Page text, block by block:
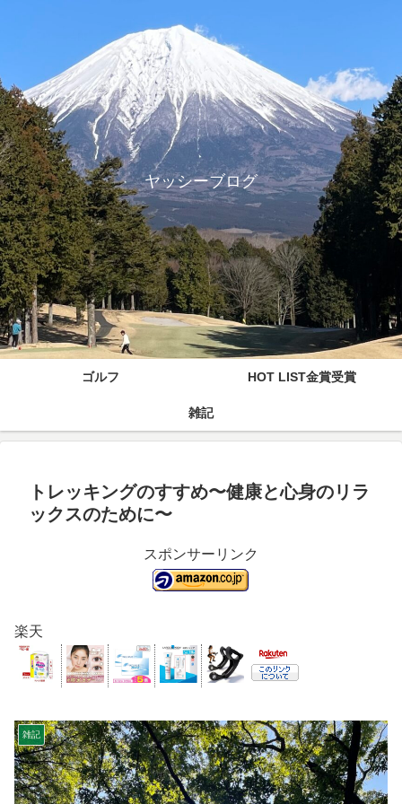
ヤッシーブログ
ゴルフ HOT LIST金賞受賞
雑記
トレッキングのすすめ〜健康と心身のリラ
ックスのために〜
スポンサーリンク
楽天
雑記